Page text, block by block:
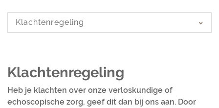
Navigation
Klachtenregeling
Klachtenregeling
Heb je klachten over onze verloskundige of
echoscopische zorg, geef dit dan bij ons aan. Door